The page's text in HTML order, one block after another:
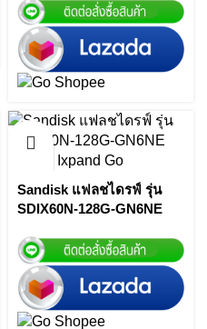
64GB USB 3.1 Gen 1 By
Vnix Group
Sandisk แฟลชไดรฟ์ รุ่น
SDIX60N-128G-GN6NE
Vnix Group